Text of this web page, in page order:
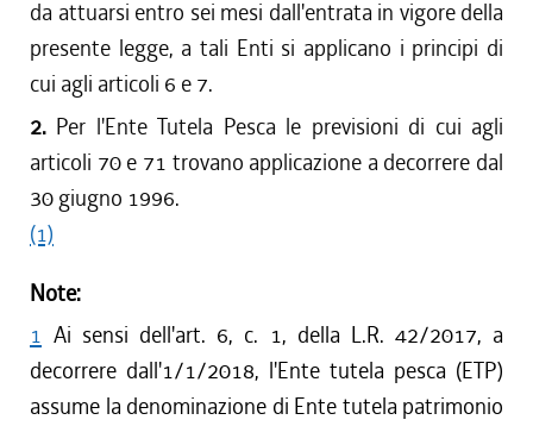
da attuarsi entro sei mesi dall'entrata in vigore della
presente legge, a tali Enti si applicano i principi di
cui agli articoli 6 e 7.
2. Per l'Ente Tutela Pesca le previsioni di cui agli
articoli 70 e 71 trovano applicazione a decorrere dal
30 giugno 1996.
(1)
Note:
1 Ai sensi dell'art. 6, c. 1, della L.R. 42/2017, a
decorrere dall'1/1/2018, l'Ente tutela pesca (ETP)
assume la denominazione di Ente tutela patrimonio